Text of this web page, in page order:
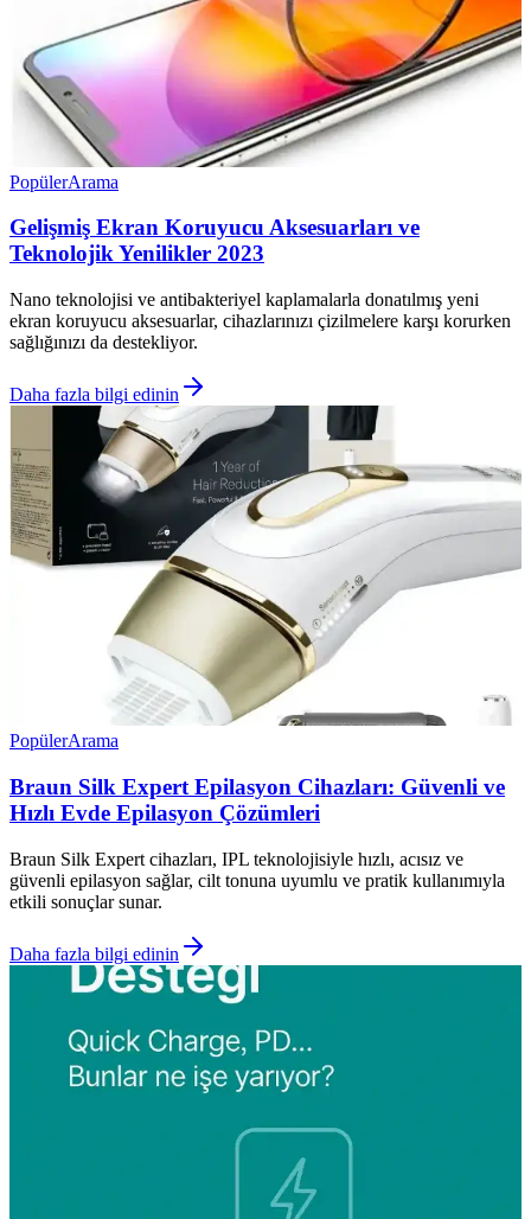
PopülerArama
Gelişmiş Ekran Koruyucu Aksesuarları ve
Teknolojik Yenilikler 2023
Nano teknolojisi ve antibakteriyel kaplamalarla donatılmış yeni
ekran koruyucu aksesuarlar, cihazlarınızı çizilmelere karşı korurken
sağlığınızı da destekliyor.
Daha fazla bilgi edinin
PopülerArama
Braun Silk Expert Epilasyon Cihazları: Güvenli ve
Hızlı Evde Epilasyon Çözümleri
Braun Silk Expert cihazları, IPL teknolojisiyle hızlı, acısız ve
güvenli epilasyon sağlar, cilt tonuna uyumlu ve pratik kullanımıyla
etkili sonuçlar sunar.
Daha fazla bilgi edinin